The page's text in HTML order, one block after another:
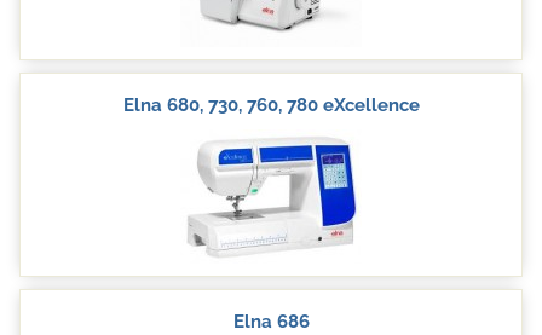
Elna 680, 730, 760, 780 eXcellence
Elna 686